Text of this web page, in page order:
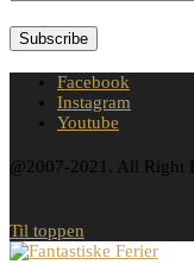
Facebook
Instagram
Youtube
@2007-2021. All Right
Til toppen